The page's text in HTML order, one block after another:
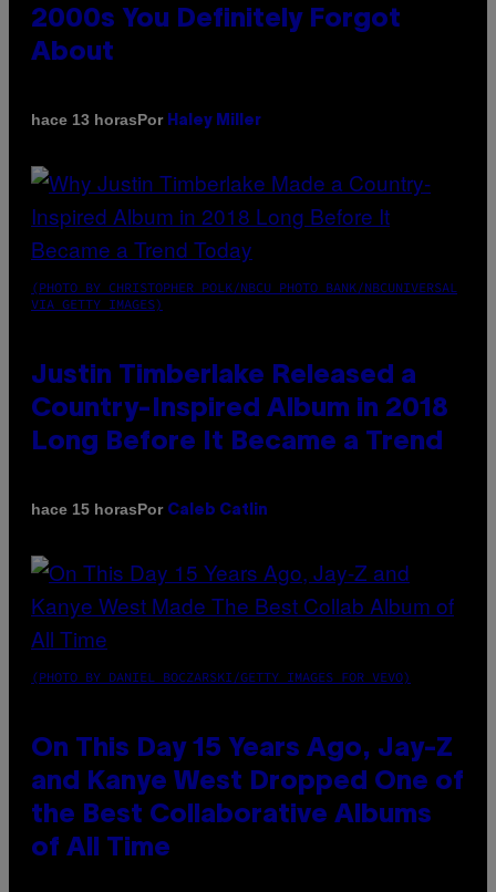
2000s You Definitely Forgot
About
hace 13 horasPor Haley Miller
(PHOTO BY CHRISTOPHER POLK/NBCU PHOTO BANK/NBCUNIVERSAL
VIA GETTY IMAGES)
Justin Timberlake Released a
Country-Inspired Album in 2018
Long Before It Became a Trend
hace 15 horasPor Caleb Catlin
(PHOTO BY DANIEL BOCZARSKI/GETTY IMAGES FOR VEVO)
On This Day 15 Years Ago, Jay-Z
and Kanye West Dropped One of
the Best Collaborative Albums
of All Time